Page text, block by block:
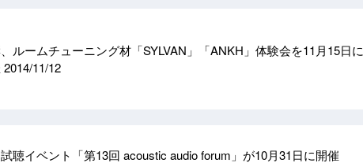
ルームチューニング材「SYLVAN」「ANKH」体験会を11月15日に
2014/11/12
聴イベント「第13回 acoustic audio forum」が10月31日に開催